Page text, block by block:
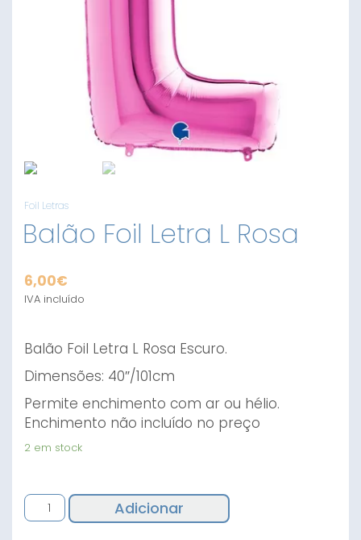
Foil Letras
Balão Foil Letra L Rosa
6,00€
IVA incluído
Balão Foil Letra L Rosa Escuro.
Dimensões: 40″/101cm
Permite enchimento com ar ou hélio.
Enchimento não incluído no preço
2 em stock
Quantidade
de
Adicionar